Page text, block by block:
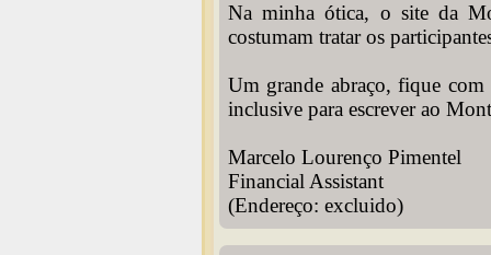
Na minha ótica, o site da
costumam tratar os
Um grande abraço, fique com
inclusive para escrever ao
Marcelo Lourenço Pimentel
Financial Assistant
(Endereço: excluido)